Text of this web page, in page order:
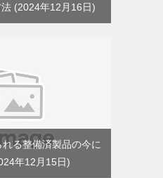
2024年12月16日
る整備済製品の今に
年12月15日